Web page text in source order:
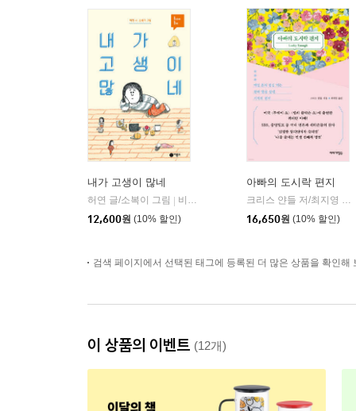
내가 고생이 많네
허연 글/소복이 그림
비룡소
12,600원 (10% 할인)
아빠의 도시락 편지
크리스 얀들 저/최지영 역
16,650원 (10% 할인)
검색 페이지에서 선택된 태그에 등록된 더 많은 상품을 확인해
이 상품의 이벤트 (12개)